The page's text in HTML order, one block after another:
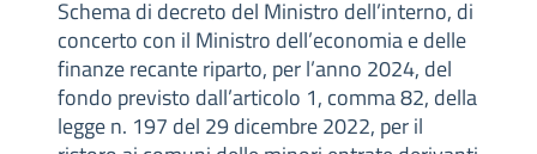
Schema di decreto del Ministro dell’interno, di
concerto con il Ministro dell’economia e delle
finanze recante riparto, per l’anno 2024, del
fondo previsto dall’articolo 1, comma 82, della
legge n. 197 del 29 dicembre 2022, per il